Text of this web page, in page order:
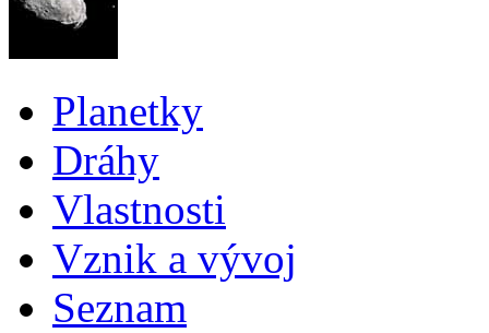
Planetky
Dráhy
Vlastnosti
Vznik a vývoj
Seznam